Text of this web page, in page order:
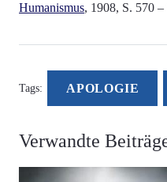
Humanismus, 1908, S. 570 –
Tags: APOLOGIE
Verwandte